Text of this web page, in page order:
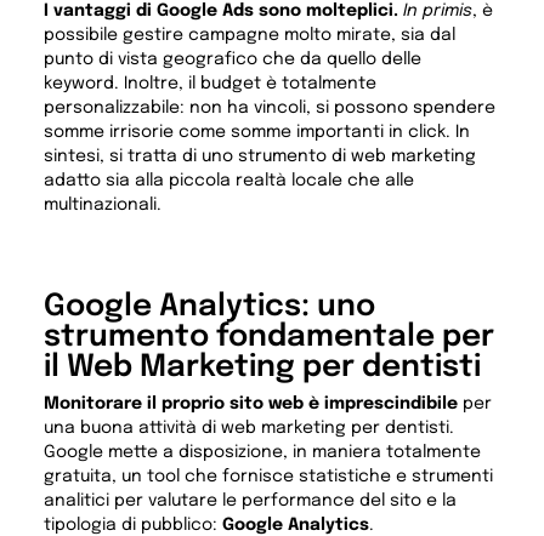
I vantaggi di Google Ads sono molteplici. In primis, è
possibile gestire campagne molto mirate, sia dal
punto di vista geografico che da quello delle
keyword. Inoltre, il budget è totalmente
personalizzabile: non ha vincoli, si possono spendere
somme irrisorie come somme importanti in click. In
sintesi, si tratta di uno strumento di web marketing
adatto sia alla piccola realtà locale che alle
multinazionali.
Google Analytics: uno
strumento fondamentale per
il Web Marketing per dentisti
Monitorare il proprio sito web è imprescindibile per
una buona attività di web marketing per dentisti.
Google mette a disposizione, in maniera totalmente
gratuita, un tool che fornisce statistiche e strumenti
analitici per valutare le performance del sito e la
tipologia di pubblico: Google Analytics.